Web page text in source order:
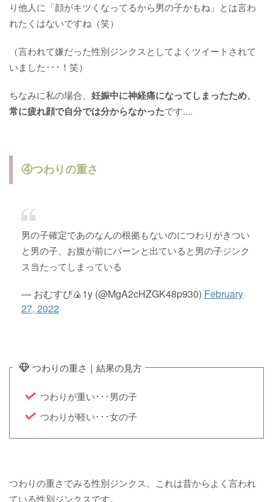
り他人に「顔がキツくなってるから男の子かもね」とは言わ
れたくはないですね（笑）
（言われて嫌だった性別ジンクスとしてよくツイートされて
いました･･･！笑）
ちなみに私の場合、 妊娠中に神経痛になってしまったため、
常に疲れ顔で自分では分からなかったです....
④つわりの重さ
男の子確定であのなんの根拠もないのにつわりがきつい
と男の子、お腹が前にパーンと出ていると男の子ジンク
ス当たってしまっている
— おむすび🍙1y (@MgA2cHZGK48p930) February
27, 2022
つわりの重さ｜結果の見方
つわりが重い･･･男の子
つわりが軽い･･･女の子
つわりの重さでみる性別ジンクス。これは昔からよく言われ
ている性別ジンクスです。